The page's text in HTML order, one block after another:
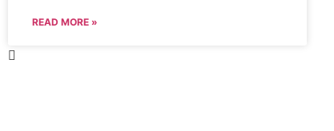
READ MORE »